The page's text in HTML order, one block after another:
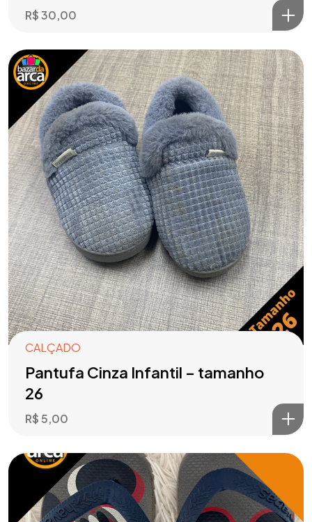
R$30,00
CALÇADO
Pantufa Cinza Infantil – tamanho
26
R$5,00